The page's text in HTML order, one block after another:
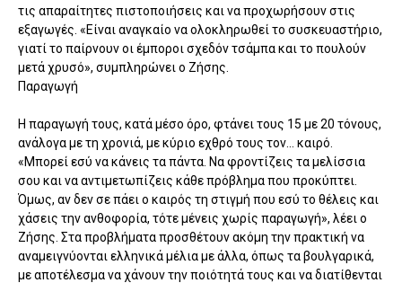
τις απαραίτητες πιστοποιήσεις και να προχωρήσουν στις
εξαγωγές. «Είναι αναγκαίο να ολοκληρωθεί το συσκευαστήριο,
γιατί το παίρνουν οι έμποροι σχεδόν τσάμπα και το πουλούν
μετά χρυσό», συμπληρώνει ο Ζήσης.
Παραγωγή
Η παραγωγή τους, κατά μέσο όρο, φτάνει τους 15 με 20 τόνους,
ανάλογα με τη χρονιά, με κύριο εχθρό τους τον… καιρό.
«Μπορεί εσύ να κάνεις τα πάντα. Να φροντίζεις τα μελίσσια
σου και να αντιμετωπίζεις κάθε πρόβλημα που προκύπτει.
Όμως, αν δεν σε πάει ο καιρός τη στιγμή που εσύ το θέλεις και
χάσεις την ανθοφορία, τότε μένεις χωρίς παραγωγή», λέει ο
Ζήσης. Στα προβλήματα προσθέτουν ακόμη την πρακτική να
αναμειγνύονται ελληνικά μέλια με άλλα, όπως τα βουλγαρικά,
με αποτέλεσμα να χάνουν την ποιότητά τους και να διατίθενται